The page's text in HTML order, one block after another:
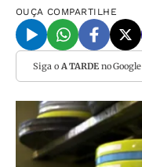
OUÇA COMPARTILHE
Siga o A TARDEno Google